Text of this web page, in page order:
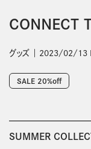
CONNECT
グッズ 2023/02/13
SALE 20%off
SUMMER